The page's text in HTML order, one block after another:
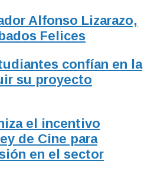
Alfonso Lizarazo,
Felices
confían en la
su proyecto
el incentivo
de Cine para
en el sector